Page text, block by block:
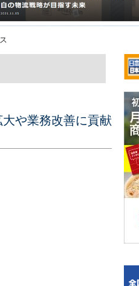
や業務改善に貢献